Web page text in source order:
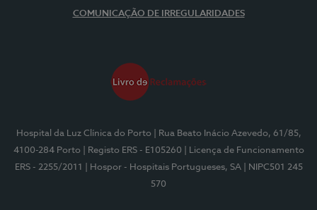
COMUNICAÇÃO DE IRREGULARIDADES
Hospital da Luz Clínica do Porto
| Rua Beato Inácio Azevedo, 61/85,
4100-284 Porto
| Registo ERS - E105260
| Licença de Funcionamento
ERS - 2255/2011
| Hospor - Hospitais Portugueses, SA
| NIPC501 245
570